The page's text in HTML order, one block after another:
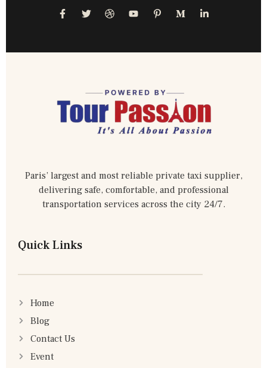
Paris’ largest and most reliable private taxi supplier,
delivering safe, comfortable, and professional
transportation services across the city 24/7.
Quick Links
Home
Blog
Contact Us
Event